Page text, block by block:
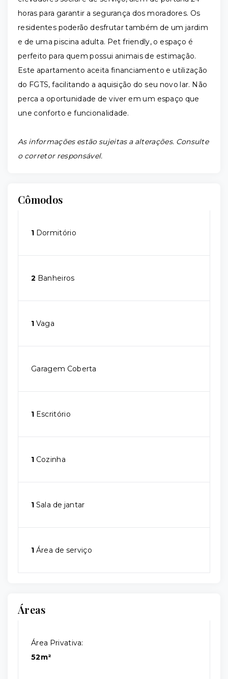
horas para garantir a segurança dos moradores. Os
residentes poderão desfrutar também de um jardim
e de uma piscina adulta. Pet friendly, o espaço é
perfeito para quem possui animais de estimação.
Este apartamento aceita financiamento e utilização
do FGTS, facilitando a aquisição do seu novo lar. Não
perca a oportunidade de viver em um espaço que
une conforto e funcionalidade.
As informações estão sujeitas a alterações. Consulte
o corretor responsável.
Cômodos
1 Dormitório
2 Banheiros
1 Vaga
Garagem Coberta
1 Escritório
1 Cozinha
1 Sala de jantar
1 Área de serviço
Áreas
Área Privativa:
52m²